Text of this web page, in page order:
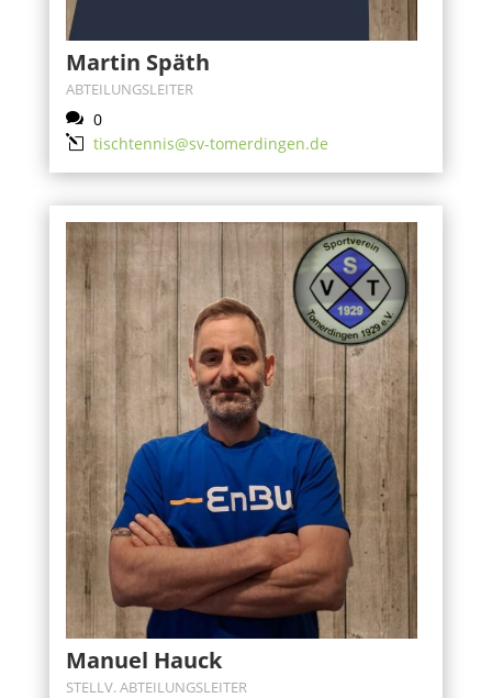
Martin Späth
ABTEILUNGSLEITER
 0
l tischtennis@sv-tomerdingen.de
Manuel Hauck
STELLV. ABTEILUNGSLEITER